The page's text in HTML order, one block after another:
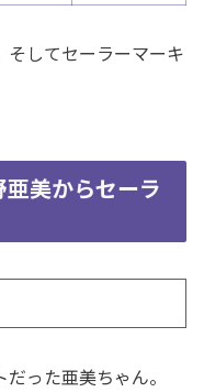
そしてセーラーマーキ
美からセーラ
った亜美ちゃん。